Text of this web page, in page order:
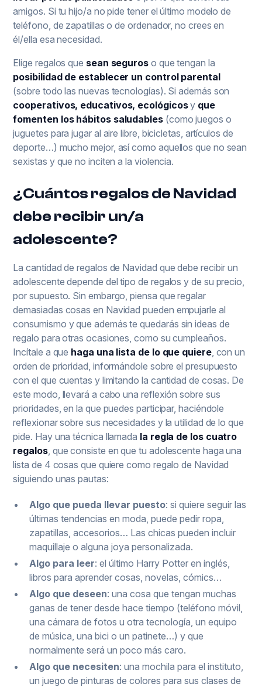
amigos. Si tu hijo/a no pide tener el último modelo de
teléfono, de zapatillas o de ordenador, no crees en
él/ella esa necesidad.
Elige regalos que sean seguros o que tengan la
posibilidad de establecer un control parental
(sobre todo las nuevas tecnologías). Si además son
cooperativos, educativos, ecológicosy que
fomenten los hábitos saludables(como juegos o
juguetes para jugar al aire libre, bicicletas, artículos de
deporte…) mucho mejor, así como aquellos que no sean
sexistas y que no inciten a la violencia.
¿Cuántos regalos de Navidad
debe recibir un/a
adolescente?
La cantidad de regalos de Navidad que debe recibir un
adolescente depende del tipo de regalos y de su precio,
por supuesto. Sin embargo, piensa que regalar
demasiadas cosas en Navidad pueden empujarle al
consumismo y que además te quedarás sin ideas de
regalo para otras ocasiones, como su cumpleaños.
Incítale a que haga una lista de lo que quiere, con un
orden de prioridad, informándole sobre el presupuesto
con el que cuentas y limitando la cantidad de cosas. De
este modo, llevará a cabo una reflexión sobre sus
prioridades, en la que puedes participar, haciéndole
reflexionar sobre sus necesidades y la utilidad de lo que
pide. Hay una técnica llamada la regla de los cuatro
regalos, que consiste en que tu adolescente haga una
lista de 4 cosas que quiere como regalo de Navidad
siguiendo unas pautas:
Algo que pueda llevar puesto: si quiere seguir las
últimas tendencias en moda, puede pedir ropa,
zapatillas, accesorios… Las chicas pueden incluir
maquillaje o alguna joya personalizada.
Algo para leer: el último Harry Potter en inglés,
libros para aprender cosas, novelas, cómics…
Algo que deseen: una cosa que tengan muchas
ganas de tener desde hace tiempo (teléfono móvil,
una cámara de fotos u otra tecnología, un equipo
de música, una bici o un patinete…) y que
normalmente será un poco más caro.
Algo que necesiten: una mochila para el instituto,
un juego de pinturas de colores para sus clases de